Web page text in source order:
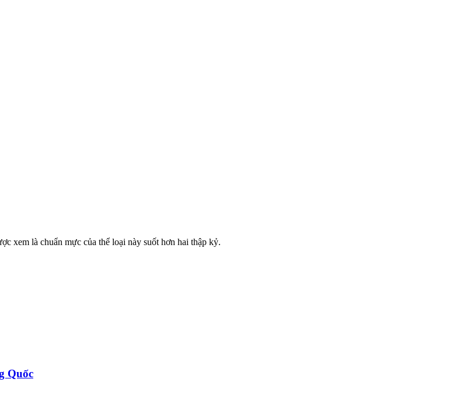
xem là chuẩn mực của thể loại này suốt hơn hai thập kỷ.
Quốc